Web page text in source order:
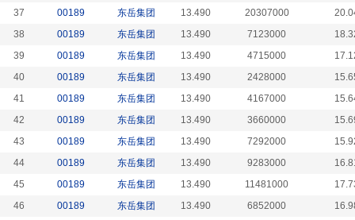
37
00189 东岳集团 13.490 20307000
38
00189 东岳集团 13.490 7123000
39
00189 东岳集团 13.490 4715000
40
00189 东岳集团 13.490 2428000
41
00189 东岳集团 13.490 4167000
42
00189 东岳集团 13.490 3660000
43
00189 东岳集团 13.490 7292000
44
00189 东岳集团 13.490 9283000
45
00189 东岳集团 13.490 11481000
46
00189 东岳集团 13.490 6852000